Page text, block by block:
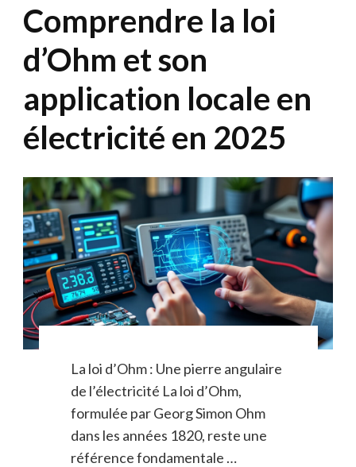
Comprendre la loi
d’Ohm et son
application locale en
électricité en 2025
La loi d’Ohm : Une pierre angulaire
de l’électricité La loi d’Ohm,
formulée par Georg Simon Ohm
dans les années 1820, reste une
référence fondamentale …